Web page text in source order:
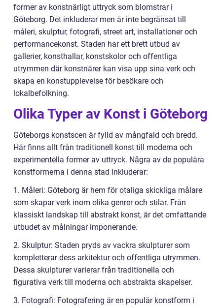
former av konstnärligt uttryck som blomstrar i
Göteborg. Det inkluderar men är inte begränsat till
måleri, skulptur, fotografi, street art, installationer och
performancekonst. Staden har ett brett utbud av
gallerier, konsthallar, konstskolor och offentliga
utrymmen där konstnärer kan visa upp sina verk och
skapa en konstupplevelse för besökare och
lokalbefolkning.
Olika Typer av Konst i Göteborg
Göteborgs konstscen är fylld av mångfald och bredd.
Här finns allt från traditionell konst till moderna och
experimentella former av uttryck. Några av de populära
konstformerna i denna stad inkluderar:
1. Måleri: Göteborg är hem för otaliga skickliga målare
som skapar verk inom olika genrer och stilar. Från
klassiskt landskap till abstrakt konst, är det omfattande
utbudet av målningar imponerande.
2. Skulptur: Staden pryds av vackra skulpturer som
kompletterar dess arkitektur och offentliga utrymmen.
Dessa skulpturer varierar från traditionella och
figurativa verk till moderna och abstrakta skapelser.
3. Fotografi: Fotografering är en populär konstform i